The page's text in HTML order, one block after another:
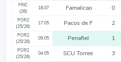
FRIC
(26)
18.07 Famalicao 0
POR2
(25/26)
17.05 Pacos de F 2
POR2
(25/26)
09.05 Penafiel 1
POR2
(25/26)
04.05 SCU Torree 3